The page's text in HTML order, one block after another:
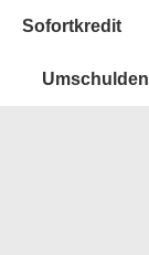
Sofortkredit
Umschulden